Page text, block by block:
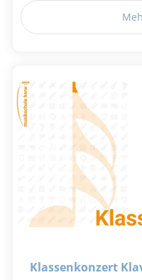
Klassenkonzert